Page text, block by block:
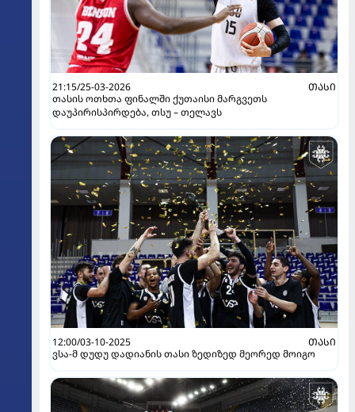
21:15/25-03-2026
ᲗᲐᲡᲘ
თასის ოთხთა ფინალში ქუთაისი მარგვეთს
დაუპირისპირდება, თსუ – თელავს
12:00/03-10-2025
ᲗᲐᲡᲘ
ვსა-მ დუდუ დადიანის თასი ზედიზედ მეორედ მოიგო